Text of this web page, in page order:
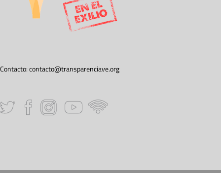
Contacto:contacto@transparenciave.org